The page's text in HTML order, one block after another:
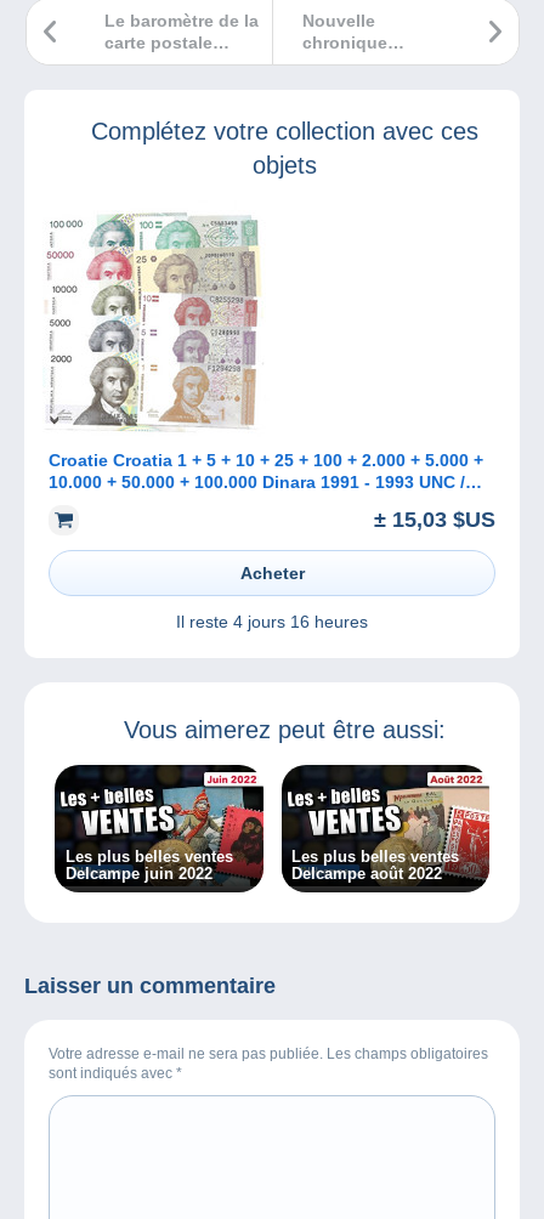
Nouvelle
chronique
jeunesse et
Le baromètre de la
carte postale
(01/2023)
Complétez votre collection avec ces
objets
Croatie Croatia 1 + 5 + 10 + 25 + 100 + 2.000 + 5.000 +
10.000 + 50.000 + 100.000 Dinara 1991 - 1993 UNC /
± 15,03 $US
Acheter
Il reste 4 jours 16 heures
Vous aimerez peut être aussi:
Les plus belles ventes
Delcampe juin 2022
Les plus belles ventes
Delcampe août 2022
Laisser un commentaire
Votre adresse e-mail ne sera pas publiée. Les champs obligatoires
sont indiqués avec *